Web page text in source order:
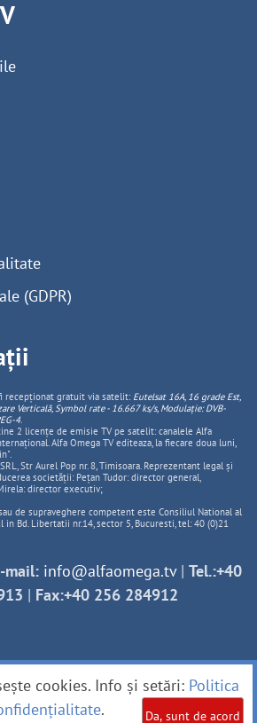
(GDPR)
recepționat gratuit via satelit: Eutelsat 16A, 16 grade Est,
Verticală, Symbol rate - 16.667 ks/s, Modulație: DVB-
4.
2 licențe de emisie TV pe satelit: canalele Alfa
Alfa Omega TV editeaza, la fiecare doua luni,
Str Aurel Pop nr. 8, Timisoara. Reprezentant legal și
societății: Pețan Tudor: director general,
director executiv;
de supraveghere competent este Consiliul National al
in Bd. Libertatii nr.14, sector 5, Bucuresti, tel: 40 (0)21
mail: info@alfaomega.tv| Tel.:+40
| Fax:+40 256 284912
cookies. Info și setări: Politica
. Da, sunt de acord